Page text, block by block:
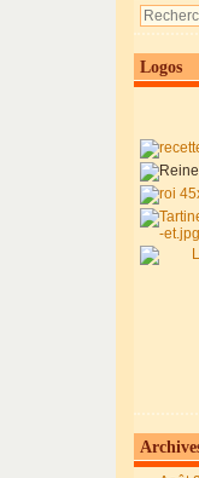
Logos